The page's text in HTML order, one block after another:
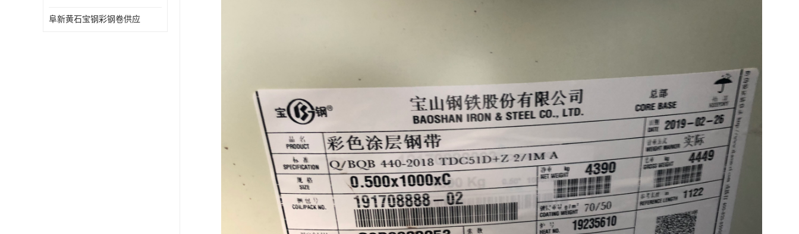
阜新黄石宝钢彩钢卷供应